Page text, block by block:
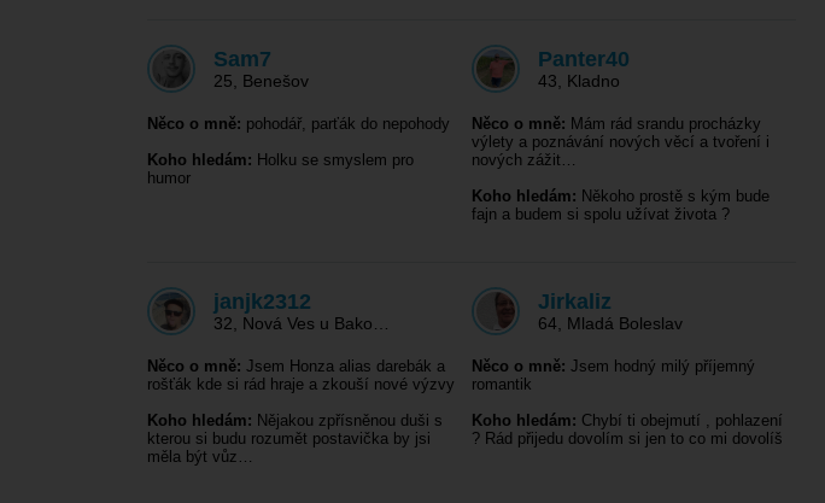
Sam7
25 Benešov
Něco o mně: pohodář, parťák do nepohody
Koho hledám: Holku se smyslem pro
humor
Panter40
43 Kladno
Něco o mně: Mám rád srandu procházky
výlety a poznávání nových věcí a tvoření i
nových zážit…
Koho hledám: Někoho prostě s kým bude
fajn a budem si spolu užívat života ?
janjk2312
32 Nová Ves u Bako…
Něco o mně: Jsem Honza alias darebák a
rošťák kde si rád hraje a zkouší nové výzvy
Koho hledám: Nějakou zpřísněnou duši s
kterou si budu rozumět postavička by jsi
měla být vůz…
Jirkaliz
64 Mladá Boleslav
Něco o mně: Jsem hodný milý příjemný
romantik
Koho hledám: Chybí ti obejmutí , pohlazení
? Rád přijedu dovolím si jen to co mi dovolíš